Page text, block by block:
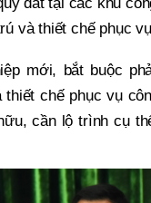
và thiết chế phục
mới, bắt buộc
chế phục vụ
cần lộ trình cụ